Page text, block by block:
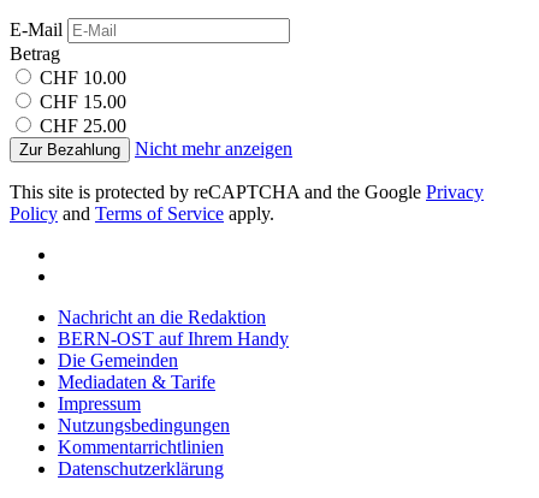
E-Mail
Betrag
CHF 10.00
CHF 15.00
CHF 25.00
Zur Bezahlung Nicht mehr anzeigen
This site is protected by reCAPTCHA and the Google Privacy
Policy and Terms of Service apply.
Nachricht an die Redaktion
BERN-OST auf Ihrem Handy
Die Gemeinden
Mediadaten & Tarife
Impressum
Nutzungsbedingungen
Kommentarrichtlinien
Datenschutzerklärung